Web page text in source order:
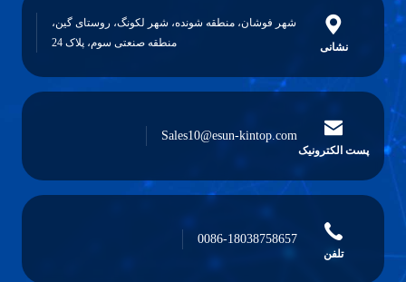
نشانی
شهر فوشان، منطقه شونده، شهر لکونگ، روستای گین،
منطقه صنعتی سوم، پلاک 24
پست الکترونیک
Sales10@esun-kintop.com
تلفن
0086-18038758657